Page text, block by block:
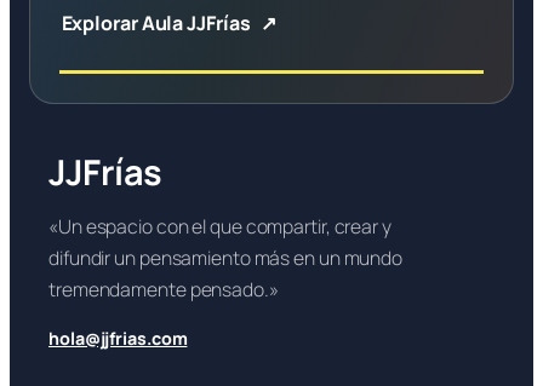
Explorar Aula JJFrías
JJFrías
«Un espacio con el que compartir, crear y
difundir un pensamiento más en un mundo
tremendamente pensado.»
hola@jjfrias.com